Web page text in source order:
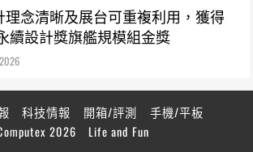
理念清晰及展台可重複利用，獲得
永續設計獎旗艦規模組金獎
科技情報 開箱/評測
手機/平板
2026 Life and Fun